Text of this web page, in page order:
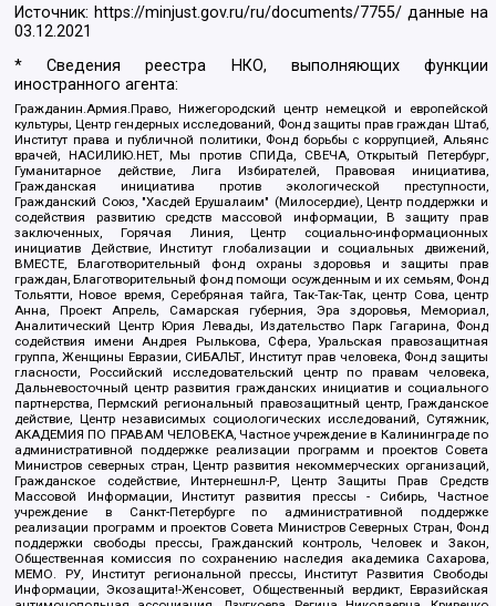
Источник: https://minjust.gov.ru/ru/documents/7755/ данные на
03.12.2021
* Сведения реестра НКО, выполняющих функции
иностранного агента:
Гражданин.Армия.Право, Нижегородский центр немецкой и европейской
культуры, Центр гендерных исследований, Фонд защиты прав граждан Штаб,
Институт права и публичной политики, Фонд борьбы с коррупцией, Альянс
врачей, НАСИЛИЮ.НЕТ, Мы против СПИДа, СВЕЧА, Открытый Петербург,
Гуманитарное действие, Лига Избирателей, Правовая инициатива,
Гражданская инициатива против экологической преступности,
Гражданский Союз, "Хасдей Ерушалаим" (Милосердие), Центр поддержки и
содействия развитию средств массовой информации, В защиту прав
заключенных, Горячая Линия, Центр социально-информационных
инициатив Действие, Институт глобализации и социальных движений,
ВМЕСТЕ, Благотворительный фонд охраны здоровья и защиты прав
граждан, Благотворительный фонд помощи осужденным и их семьям, Фонд
Тольятти, Новое время, Серебряная тайга, Так-Так-Так, центр Сова, центр
Анна, Проект Апрель, Самарская губерния, Эра здоровья, Мемориал,
Аналитический Центр Юрия Левады, Издательство Парк Гагарина, Фонд
содействия имени Андрея Рылькова, Сфера, Уральская правозащитная
группа, Женщины Евразии, СИБАЛЬТ, Институт прав человека, Фонд защиты
гласности, Российский исследовательский центр по правам человека,
Дальневосточный центр развития гражданских инициатив и социального
партнерства, Пермский региональный правозащитный центр, Гражданское
действие, Центр независимых социологических исследований, Сутяжник,
АКАДЕМИЯ ПО ПРАВАМ ЧЕЛОВЕКА, Частное учреждение в Калининграде по
административной поддержке реализации программ и проектов Совета
Министров северных стран, Центр развития некоммерческих организаций,
Гражданское содействие, Интернешнл-Р, Центр Защиты Прав Средств
Массовой Информации, Институт развития прессы - Сибирь, Частное
учреждение в Санкт-Петербурге по административной поддержке
реализации программ и проектов Совета Министров Северных Стран, Фонд
поддержки свободы прессы, Гражданский контроль, Человек и Закон,
Общественная комиссия по сохранению наследия академика Сахарова,
МЕМО. РУ, Институт региональной прессы, Институт Развития Свободы
Информации, Экозащита!-Женсовет, Общественный вердикт, Евразийская